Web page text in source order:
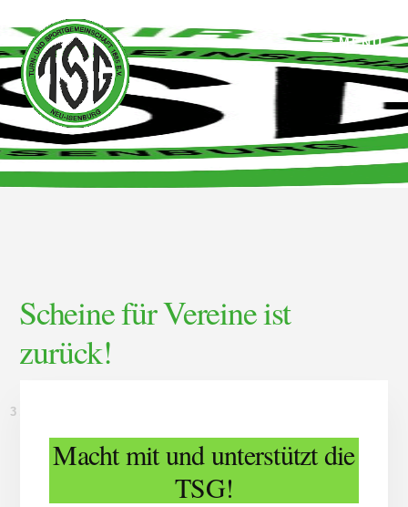
to
content
to
footer
MENÜ
Scheine für Vereine ist
zurück!
3. MAI 2023
Macht mit und unterstützt die
TSG!